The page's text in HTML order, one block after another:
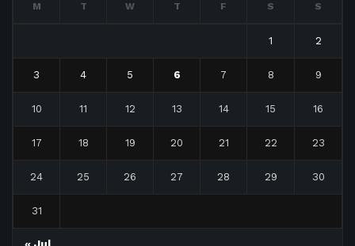
M T W T F S S
1 2
3 4 5 6 7 8 9
10 11 12 13 14 15 16
17 18 19 20 21 22 23
24 25 26 27 28 29 30
31